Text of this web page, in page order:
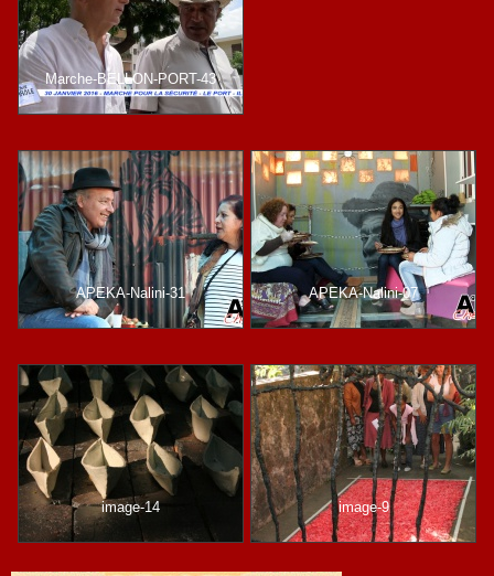
Marche-BELLON-PORT-43
APEKA-Nalini-31 APEKA-Nalini-07
image-14 image-9